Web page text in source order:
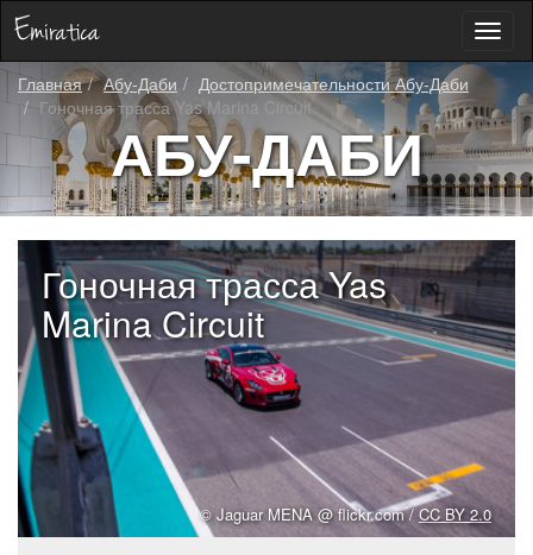
Главная
Абу-Даби
Достопримечательности Абу-Даби
Гоночная трасса Yas Marina Circuit
АБУ-ДАБИ
Гоночная трасса Yas
Marina Circuit
© Jaguar MENA @ flickr.com /CC BY 2.0